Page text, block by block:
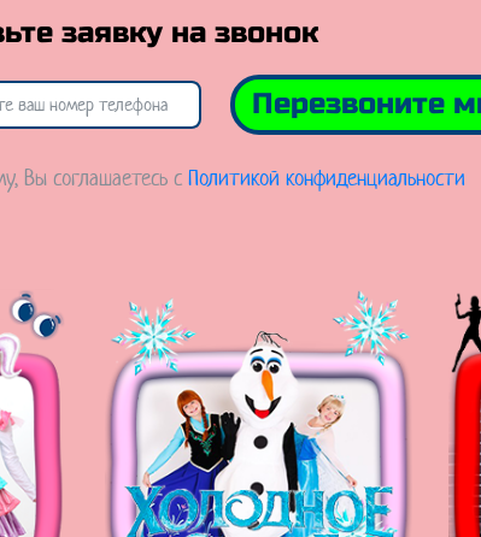
заявку на звонок
Перезвоните
Вы соглашаетесь с Политикой конфиденциальности